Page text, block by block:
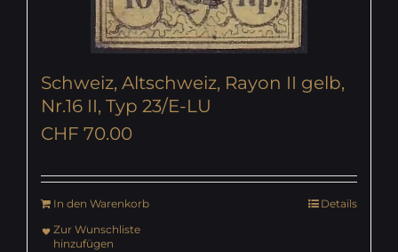
Schweiz, Altschweiz, Rayon II gelb,
Nr.16 II, Typ 23/E-LU
CHF 70.00
In den Warenkorb
Details
Zur Wunschliste
hinzufügen